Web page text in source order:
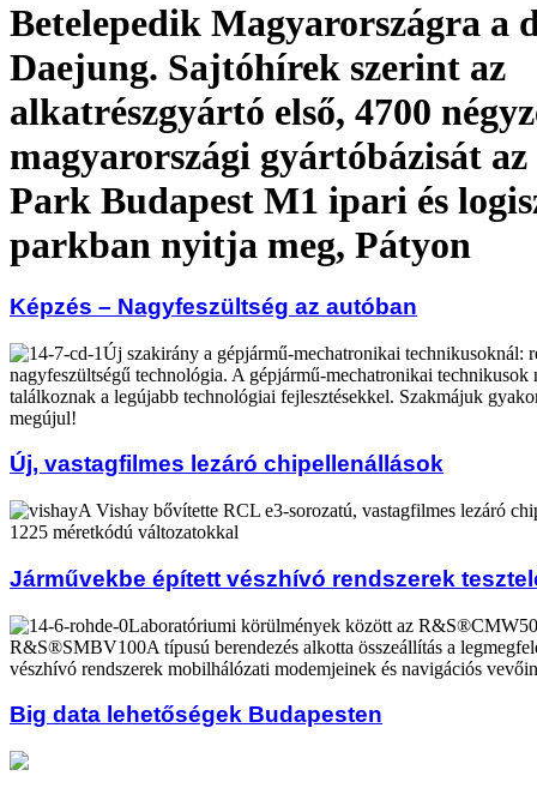
Betelepedik Magyarországra a
Daejung. Sajtóhírek szerint az
alkatrészgyártó első, 4700
magyarországi gyártóbázisát
Park Budapest M1 ipari és
parkban nyitja meg, Pátyon
Képzés – Nagyfeszültség az autóban
Új szakirány a gépjármű-mechatronikai technikusoknál:
nagyfeszültségű technológia. A gépjármű-mechatronikai technikusok
találkoznak a legújabb technológiai fejlesztésekkel. Szakmájuk
megújul!
Új, vastagfilmes lezáró chipellenállások
A Vishay bővítette RCL e3-sorozatú, vastagfilmes lezáró
1225 méretkódú változatokkal
Járművekbe épített vészhívó rendszerek
Laboratóriumi körülmények között az
R&S®SMBV100A típusú berendezés alkotta összeállítás a
vészhívó rendszerek mobilhálózati modemjeinek és navigációs
Big data lehetőségek Budapesten